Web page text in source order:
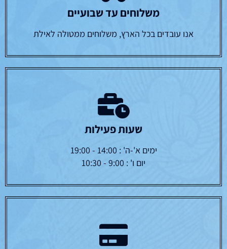
משלוחים עד שבועיים
אנו עובדים בכל הארץ, משלוחים ממטולה לאילת
שעות פעילות
ימים א'-ה' : 14:00 - 19:00
יום ו' : 9:00 - 10:30